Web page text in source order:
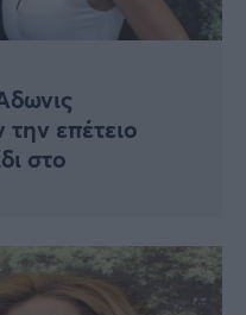
επέτειο
στο